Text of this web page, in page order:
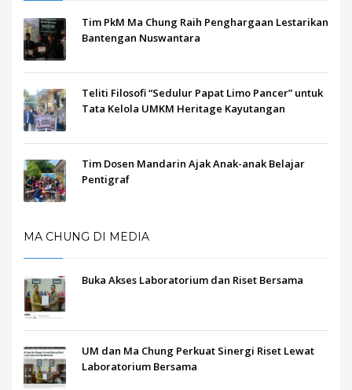
Tim PkM Ma Chung Raih Penghargaan Lestarikan
Bantengan Nuswantara
Teliti Filosofi “Sedulur Papat Limo Pancer” untuk
Tata Kelola UMKM Heritage Kayutangan
Tim Dosen Mandarin Ajak Anak-anak Belajar
Pentigraf
MA CHUNG DI MEDIA
Buka Akses Laboratorium dan Riset Bersama
UM dan Ma Chung Perkuat Sinergi Riset Lewat
Laboratorium Bersama